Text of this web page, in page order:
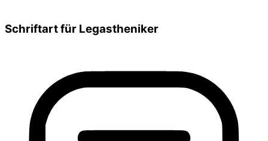
Schriftart für Legastheniker